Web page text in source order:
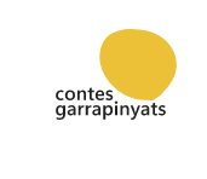
i literatura”